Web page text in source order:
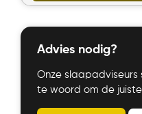
Advies nodig?
Onze
te woord om de juiste